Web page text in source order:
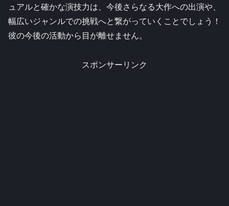
ュアルと確かな演技力は、今後さらなる大作への出演や、
幅広いジャンルでの挑戦へと繋がっていくことでしょう！
彼の今後の活動から目が離せません。
スポンサーリンク